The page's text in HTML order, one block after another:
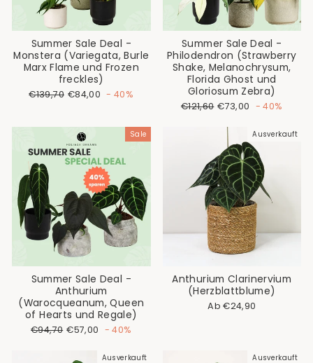
Summer Sale Deal -
Monstera (Variegata, Burle
Marx Flame und Frozen
freckles)
Normaler
€139,70 Sonderpreis
€84,00 - 40%
Summer Sale Deal -
Philodendron (Strawberry
Shake, Melanochrysum,
Florida Ghost und
Gloriosum Zebra)
Normaler
€121,60 Sonderpreis
€73,00 - 40%
Sale
Summer Sale Deal -
Anthurium
(Warocqueanum, Queen
of Hearts und Regale)
Normaler
€94,70 Sonderpreis
€57,00 - 40%
Ausverkauft
Anthurium Clarinervium
(Herzblattblume)
Ab €24,90
Ausverkauft Ausverkauft